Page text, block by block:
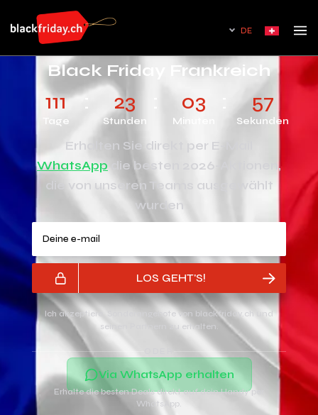
DE
Black Friday Frankreich
111
Tage
23
Stunden
03
Minuten
56
Sekunden
Erhalten Sie direkt per E-Mail
WhatsApp die besten 2026-Aktionen,
die von unseren Teams ausgewählt
wurden
LOS GEHT'S!
Ich akzeptiere, Sonderangebote von blackfriday.ch und
seinen Partnern zu erhalten.
Via WhatsApp erhalten
Erhalte die besten Deals direkt auf dein Handy per
WhatsApp.